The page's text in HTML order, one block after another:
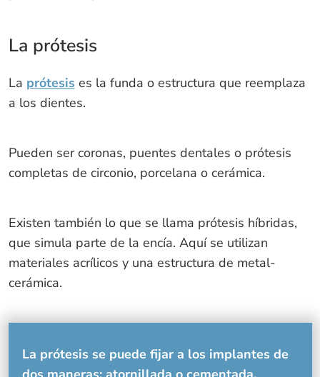
La prótesis
La prótesis es la funda o estructura que reemplaza
a los dientes.
Pueden ser coronas, puentes dentales o prótesis
completas de circonio, porcelana o cerámica.
Existen también lo que se llama prótesis híbridas,
que simula parte de la encía. Aquí se utilizan
materiales acrílicos y una estructura de metal-
cerámica.
La prótesis se puede fijar a los implantes de